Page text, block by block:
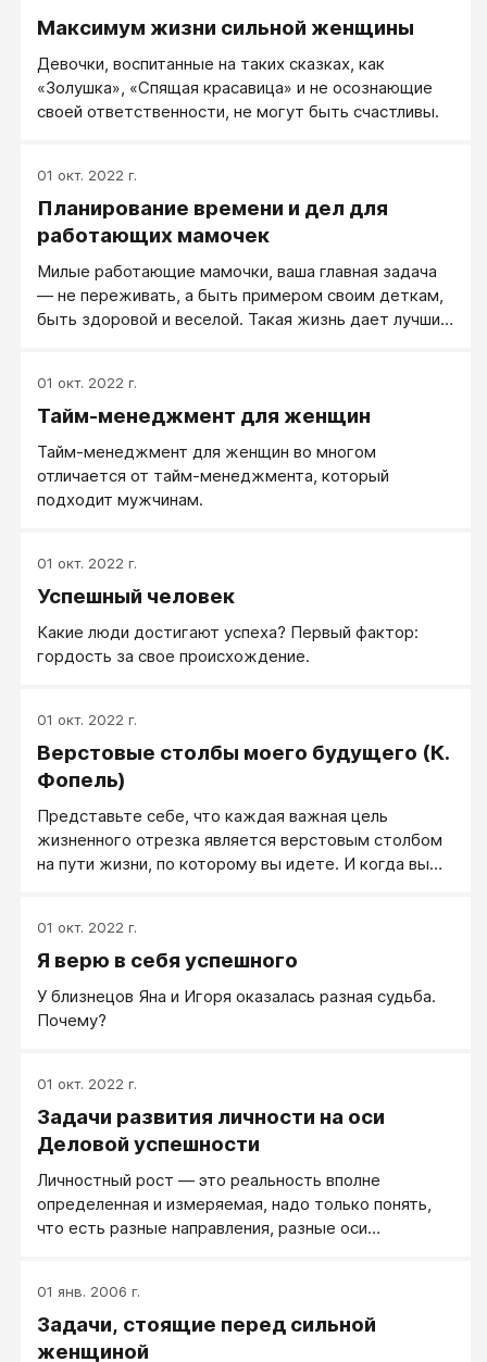
Максимум жизни сильной женщины
Девочки, воспитанные на таких сказках, как
«Золушка», «Спящая красавица» и не осознающие
своей ответственности, не могут быть счастливы.
01 окт. 2022 г.
Планирование времени и дел для
работающих мамочек
Милые работающие мамочки, ваша главная задача
— не переживать, а быть примером своим деткам,
быть здоровой и веселой. Такая жизнь дает лучший
01 окт. 2022 г.
Тайм-менеджмент для женщин
Тайм-менеджмент для женщин во многом
отличается от тайм-менеджмента, который
подходит мужчинам.
01 окт. 2022 г.
Успешный человек
Какие люди достигают успеха? Первый фактор:
гордость за свое происхождение.
01 окт. 2022 г.
Верстовые столбы моего будущего (К.
Фопель)
Представьте себе, что каждая важная цель
жизненного отрезка является верстовым столбом
на пути жизни, по которому вы идете. И когда вы
01 окт. 2022 г.
Я верю в себя успешного
У близнецов Яна и Игоря оказалась разная судьба.
Почему?
01 окт. 2022 г.
Задачи развития личности на оси
Деловой успешности
Личностный рост — это реальность вполне
определенная и измеряемая, надо только понять,
что есть разные направления, разные оси
малосостоятельным в межличностных отношениях,
так же как и успешно самоактуализирующийся
человек может оказаться не вполне готовым, как
01 янв. 2006 г.
Задачи, стоящие перед сильной
женщиной